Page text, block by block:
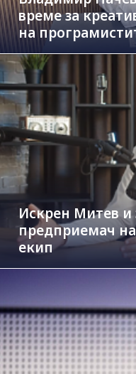
време за
на
Искрен Митев и
предприемач
екип